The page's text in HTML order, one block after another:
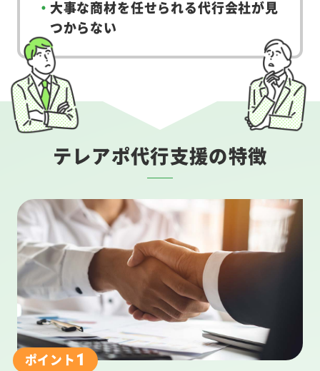
大事な商材を任せられる代行会社が見
つからない
テレアポ代行支援の特徴
ポイント 1